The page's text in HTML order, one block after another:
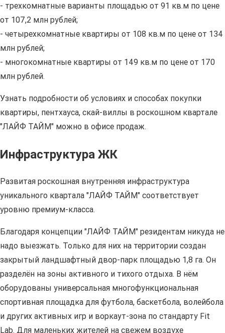
- трехкомнатные варианты площадью от 91 кв.м по цене
от 107,2 млн рублей;
- четырехкомнатные квартиры от 108 кв.м по цене от 134
млн рублей;
- многокомнатные квартиры от 149 кв.м по цене от 170
млн рублей.
Узнать подробности об условиях и способах покупки
квартиры, пентхауса, скай-виллы в роскошном квартале
"ЛАЙФ ТАЙМ" можно в офисе продаж.
Инфраструктура ЖК
Развитая роскошная внутренняя инфраструктура
уникального квартала "ЛАЙФ ТАЙМ" соответствует
уровню премиум-класса.
Благодаря концепции "ЛАЙФ ТАЙМ" резидентам никуда не
надо выезжать. Только для них на территории создан
закрытый ландшафтный двор-парк площадью 1,8 га. Он
разделён на зоны активного и тихого отдыха. В нём
оборудованы универсальная многофункциональная
спортивная площадка для футбола, баскетбола, волейбола
и других активных игр и воркаут-зона по стандарту Fit
Lab. Для маленьких жителей на свежем воздухе